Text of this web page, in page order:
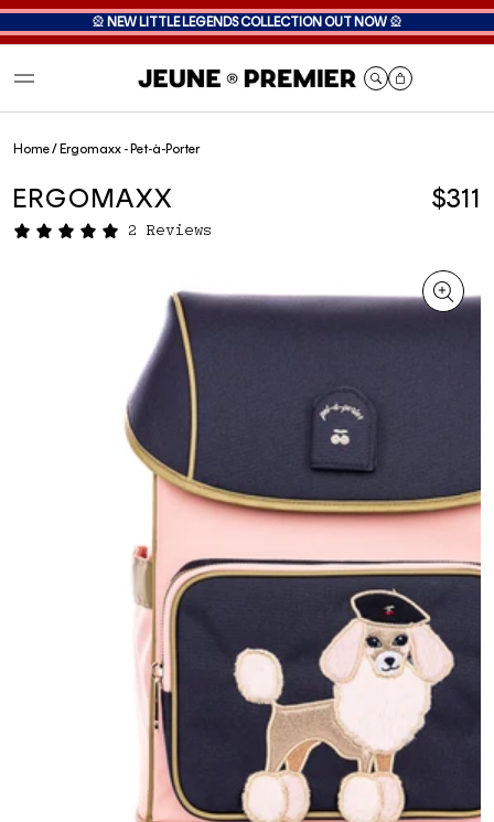
🎡 NEW LITTLE LEGENDS COLLECTION OUT NOW 🎡
Home/ Ergomaxx - Pet-à-Porter
ERGOMAXX $311
2 Reviews